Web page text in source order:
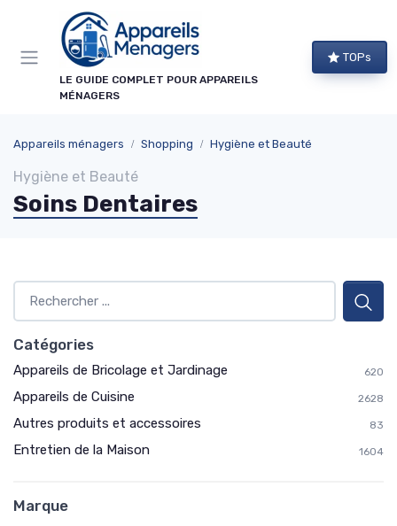
LE GUIDE COMPLET POUR APPAREILS
MÉNAGERS
TOPs
Appareils ménagers Shopping Hygiène et Beauté
Hygiène et Beauté
Soins Dentaires
Catégories
Appareils de Bricolage et Jardinage 620
Appareils de Cuisine 2628
Autres produits et accessoires 83
Entretien de la Maison 1604
Marque
×
NEWSLETTER APPAREILS MÉNAGERS
Ne ratez aucun bon plan !
Guides d'achat, comparatifs exclusifs et alertes
meilleur directement dans votre boîte mail.
→ Je m'abonne
* En m'inscrivant, j'accepte de recevoir la newsletter
d'Appareils Ménagers et les offres de ses partenaires.
Panneau de gestion des cookies